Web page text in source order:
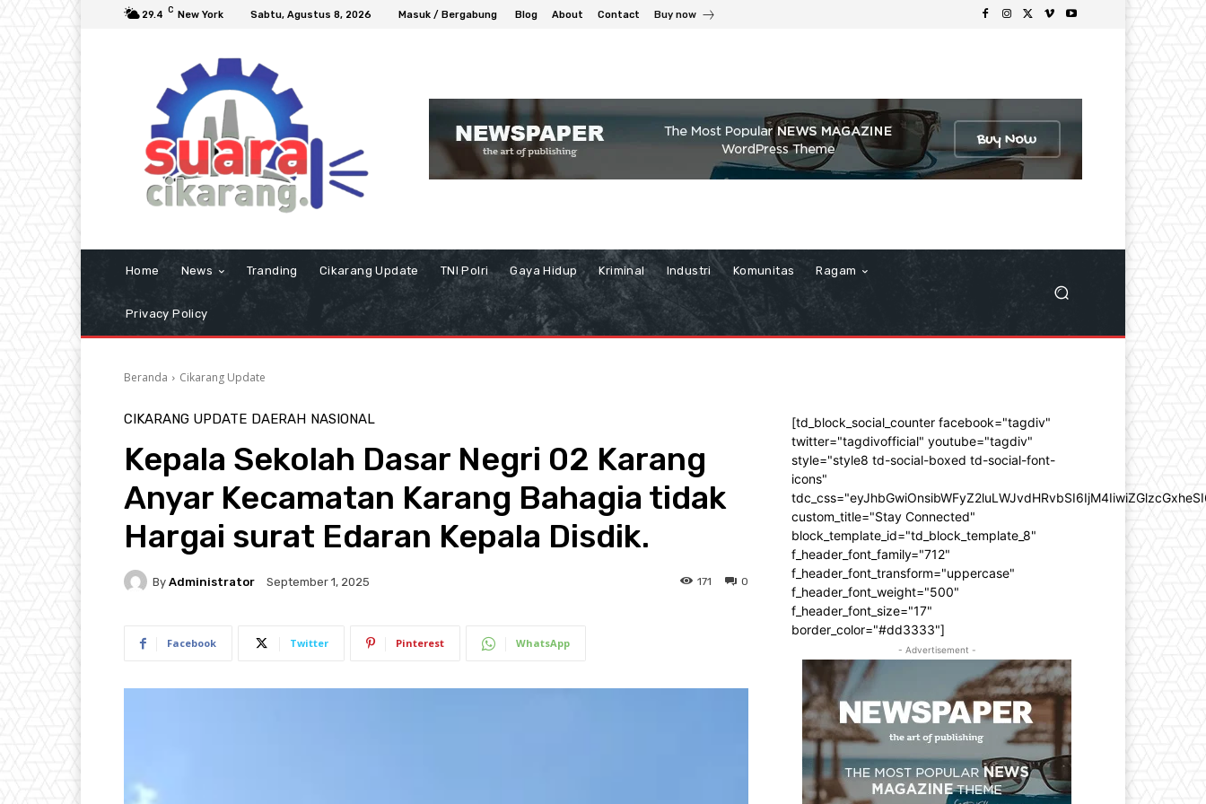
29.4 C New York Sabtu, Agustus 8, 2026 Masuk / Bergabung Blog About Contact Buy now
Home News Tranding Cikarang Update TNI Polri Gaya Hidup Kriminal Industri Komunitas Ragam
Privacy Policy
Beranda Cikarang Update
CIKARANG UPDATE DAERAH NASIONAL
Kepala Sekolah Dasar Negri 02 Karang
Anyar Kecamatan Karang Bahagia tidak
Hargai surat Edaran Kepala Disdik.
By Administrator September 1, 2025 0
171
Facebook Twitter Pinterest WhatsApp
[td_block_social_counter facebook="tagdiv"
twitter="tagdivofficial" youtube="tagdiv"
style="style8 td-social-boxed td-social-font-
icons"
custom_title="Stay Connected"
block_template_id="td_block_template_8"
f_header_font_family="712"
f_header_font_transform="uppercase"
f_header_font_weight="500"
f_header_font_size="17"
border_color="#dd3333"]
- Advertisement -